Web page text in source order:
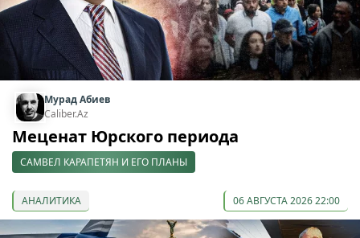
Мурад Абиев
Caliber.Az
Меценат Юрского периода
САМВЕЛ КАРАПЕТЯН И ЕГО ПЛАНЫ
АНАЛИТИКА 06 АВГУСТА 2026 22:00